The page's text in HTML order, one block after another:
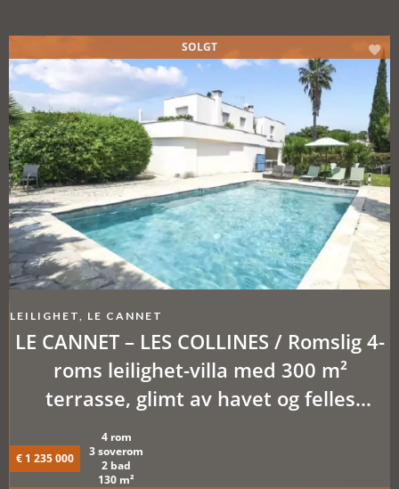
LEILIGHET, LE CANNET
LE CANNET – LES COLLINES / Romslig 4-
roms leilighet-villa med 300 m²
terrasse, glimt av havet og felles
€ 1 235 000
4 rom
3 soverom
2 bad
130 m²
SOLGT